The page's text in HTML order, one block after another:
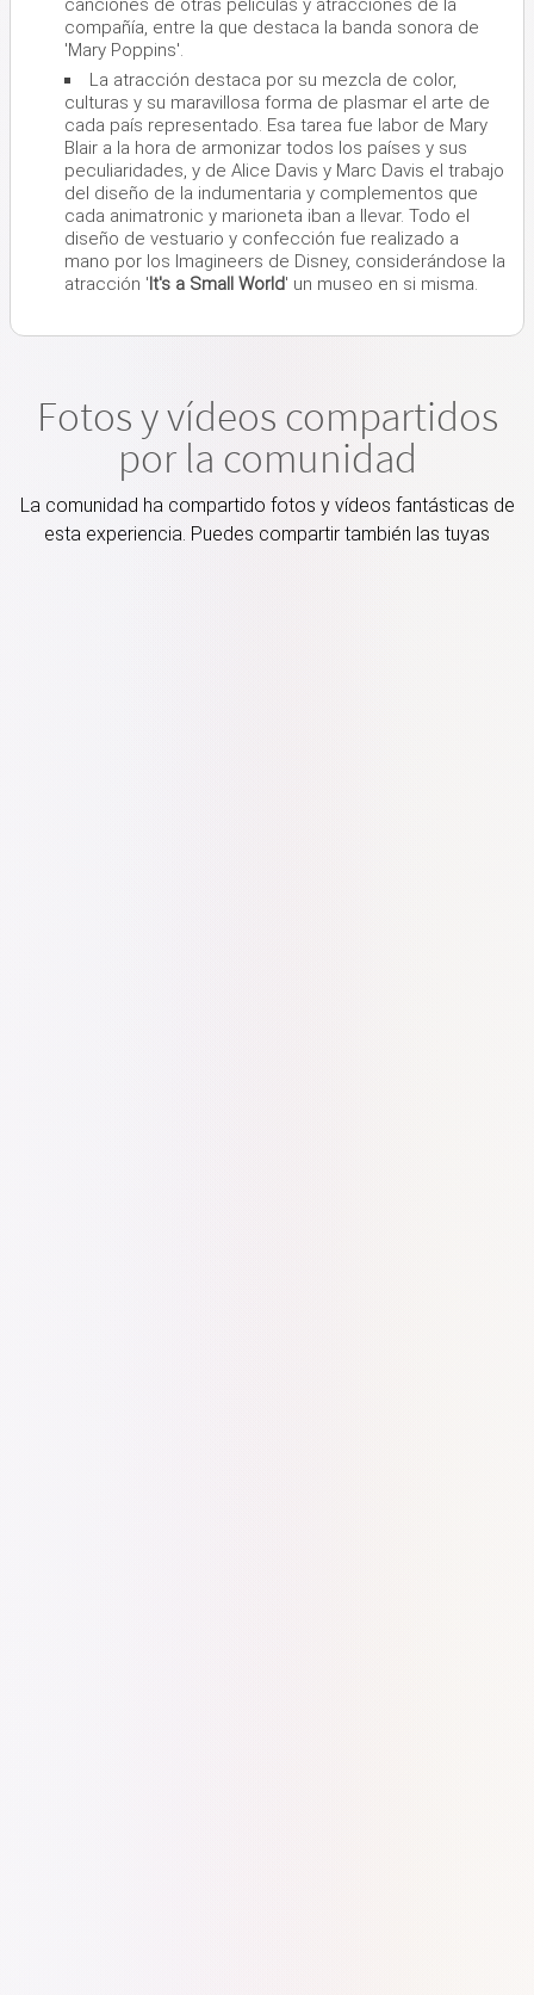
canciones de otras películas y atracciones de la
compañía, entre la que destaca la banda sonora de
'Mary Poppins'.
La atracción destaca por su mezcla de color,
culturas y su maravillosa forma de plasmar el arte de
cada país representado. Esa tarea fue labor de Mary
Blair a la hora de armonizar todos los países y sus
peculiaridades, y de Alice Davis y Marc Davis el trabajo
del diseño de la indumentaria y complementos que
cada animatronic y marioneta iban a llevar. Todo el
diseño de vestuario y confección fue realizado a
mano por los Imagineers de Disney, considerándose la
atracción 'It's a Small World' un museo en si misma.
Fotos y vídeos compartidos
por la comunidad
La comunidad ha compartido fotos y vídeos fantásticas de
esta experiencia. Puedes compartir también las tuyas